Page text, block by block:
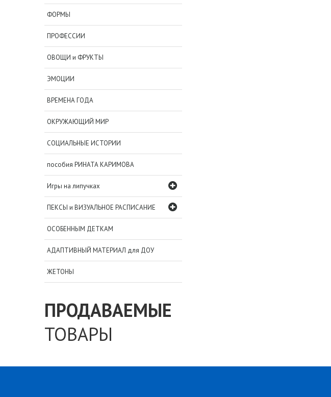
ФОРМЫ
ПРОФЕССИИ
ОВОЩИ и ФРУКТЫ
ЭМОЦИИ
ВРЕМЕНА ГОДА
ОКРУЖАЮЩИЙ МИР
СОЦИАЛЬНЫЕ ИСТОРИИ
пособия РИНАТА КАРИМОВА
Игры на липучках
ПЕКСЫ и ВИЗУАЛЬНОЕ РАСПИСАНИЕ
ОСОБЕННЫМ ДЕТКАМ
АДАПТИВНЫЙ МАТЕРИАЛ для ДОУ
ЖЕТОНЫ
ПРОДАВАЕМЫЕ
ТОВАРЫ